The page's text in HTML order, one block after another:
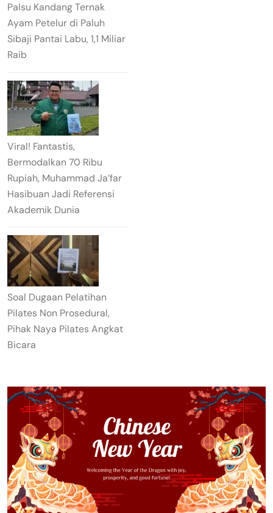
Palsu Kandang Ternak
Ayam Petelur di Paluh
Sibaji Pantai Labu, 1,1 Miliar
Raib
Viral! Fantastis,
Bermodalkan 70 Ribu
Rupiah, Muhammad Ja’far
Hasibuan Jadi Referensi
Akademik Dunia
Soal Dugaan Pelatihan
Pilates Non Prosedural,
Pihak Naya Pilates Angkat
Bicara